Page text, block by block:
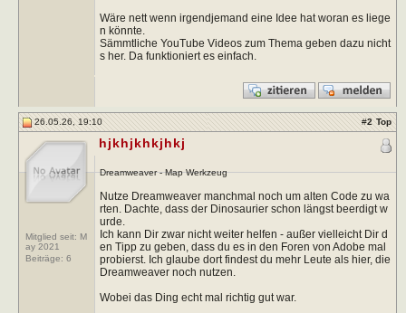
Wäre nett wenn irgendjemand eine Idee hat woran es liege
n könnte.
Sämmtliche YouTube Videos zum Thema geben dazu nicht
s her. Da funktioniert es einfach.
26.05.26, 19:10 #2 Top
Mitglied seit: M
ay 2021
Beiträge: 6
hjkhjkhkjhkj
Dreamweaver - Map Werkzeug
Nutze Dreamweaver manchmal noch um alten Code zu wa
rten. Dachte, dass der Dinosaurier schon längst beerdigt w
urde.
Ich kann Dir zwar nicht weiter helfen - außer vielleicht Dir d
en Tipp zu geben, dass du es in den Foren von Adobe mal
probierst. Ich glaube dort findest du mehr Leute als hier, die
Dreamweaver noch nutzen.
Wobei das Ding echt mal richtig gut war.